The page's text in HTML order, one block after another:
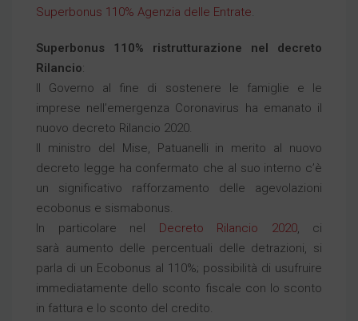
Superbonus 110% Agenzia delle Entrate.
Superbonus 110% ristrutturazione nel decreto
Rilancio:
Il Governo al fine di sostenere le famiglie e le
imprese nell’emergenza Coronavirus ha emanato il
nuovo decreto Rilancio 2020.
Il ministro del Mise, Patuanelli in merito al nuovo
decreto legge ha confermato che al suo interno c’è
un significativo rafforzamento delle agevolazioni
ecobonus e sismabonus.
In particolare nel Decreto Rilancio 2020, ci
sarà aumento delle percentuali delle detrazioni, si
parla di un Ecobonus al 110%; possibilità di usufruire
immediatamente dello sconto fiscale con lo sconto
in fattura e lo sconto del credito.